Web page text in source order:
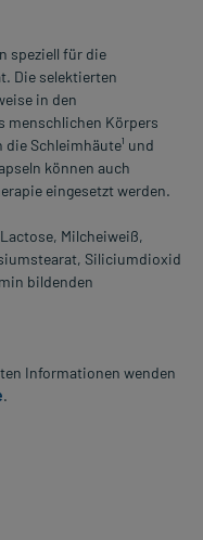
speziell für die
Die selektierten
in den
menschlichen Körpers
Schleimhäute¹ und
können auch
eingesetzt werden.
Milcheiweiß,
Siliciumdioxid
bildenden
Informationen wenden
.